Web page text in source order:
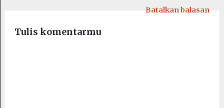
Tulis komentarmu
Batalkan balasan